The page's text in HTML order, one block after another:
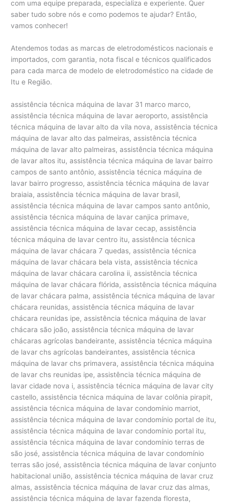
com uma equipe preparada, especializa e experiente. Quer
saber tudo sobre nós e como podemos te ajudar? Então,
vamos conhecer!
Atendemos todas as marcas de eletrodomésticos nacionais e
importados, com garantia, nota fiscal e técnicos qualificados
para cada marca de modelo de eletrodoméstico na cidade de
Itu e Região.
assistência técnica máquina de lavar 31 marco marco,
assistência técnica máquina de lavar aeroporto, assistência
técnica máquina de lavar alto da vila nova, assistência técnica
máquina de lavar alto das palmeiras, assistência técnica
máquina de lavar alto palmeiras, assistência técnica máquina
de lavar altos itu, assistência técnica máquina de lavar bairro
campos de santo antônio, assistência técnica máquina de
lavar bairro progresso, assistência técnica máquina de lavar
braiaia, assistência técnica máquina de lavar brasil,
assistência técnica máquina de lavar campos santo antônio,
assistência técnica máquina de lavar canjica primave,
assistência técnica máquina de lavar cecap, assistência
técnica máquina de lavar centro itu, assistência técnica
máquina de lavar chácara 7 quedas, assistência técnica
máquina de lavar chácara bela vista, assistência técnica
máquina de lavar chácara carolina ii, assistência técnica
máquina de lavar chácara flórida, assistência técnica máquina
de lavar chácara palma, assistência técnica máquina de lavar
chácara reunidas, assistência técnica máquina de lavar
chácara reunidas ipe, assistência técnica máquina de lavar
chácara são joão, assistência técnica máquina de lavar
chácaras agrícolas bandeirante, assistência técnica máquina
de lavar chs agrícolas bandeirantes, assistência técnica
máquina de lavar chs primavera, assistência técnica máquina
de lavar chs reunidas ipe, assistência técnica máquina de
lavar cidade nova i, assistência técnica máquina de lavar city
castello, assistência técnica máquina de lavar colônia pirapit,
assistência técnica máquina de lavar condomínio marriot,
assistência técnica máquina de lavar condomínio portal de itu,
assistência técnica máquina de lavar condomínio portal itu,
assistência técnica máquina de lavar condomínio terras de
são josé, assistência técnica máquina de lavar condomínio
terras são josé, assistência técnica máquina de lavar conjunto
habitacional união, assistência técnica máquina de lavar cruz
almas, assistência técnica máquina de lavar cruz das almas,
assistência técnica máquina de lavar fazenda floresta,